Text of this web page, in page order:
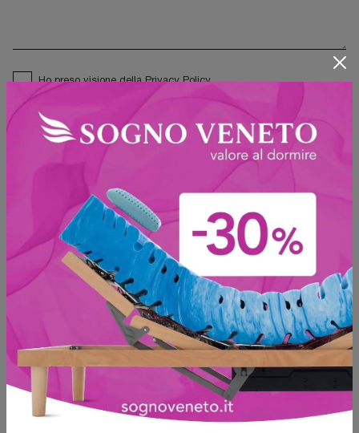
Sfoglia i cataloghi
Ho preso visione dellaPrivacy Policy
Invia